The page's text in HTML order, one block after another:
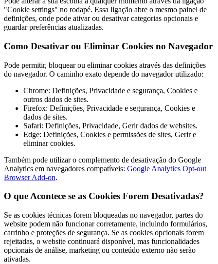
"Cookie settings" no rodapé. Essa ligação abre o mesmo painel de
definições, onde pode ativar ou desativar categorias opcionais e
guardar preferências atualizadas.
Como Desativar ou Eliminar Cookies no Navegador
Pode permitir, bloquear ou eliminar cookies através das definições
do navegador. O caminho exato depende do navegador utilizado:
Chrome: Definições, Privacidade e segurança, Cookies e
outros dados de sites.
Firefox: Definições, Privacidade e segurança, Cookies e
dados de sites.
Safari: Definições, Privacidade, Gerir dados de websites.
Edge: Definições, Cookies e permissões de sites, Gerir e
eliminar cookies.
Também pode utilizar o complemento de desativação do Google
Analytics em navegadores compatíveis: Google Analytics Opt-out
Browser Add-on.
O que Acontece se as Cookies Forem Desativadas?
Se as cookies técnicas forem bloqueadas no navegador, partes do
website podem não funcionar corretamente, incluindo formulários,
carrinho e proteções de segurança. Se as cookies opcionais forem
rejeitadas, o website continuará disponível, mas funcionalidades
opcionais de análise, marketing ou conteúdo externo não serão
ativadas.